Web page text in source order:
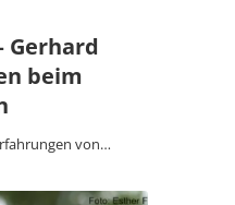
Gerhard
beim
von…